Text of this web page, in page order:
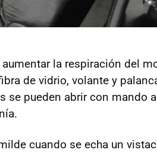
la respiración del
de vidrio, volante y
se pueden abrir con mando a
cuando se echa un